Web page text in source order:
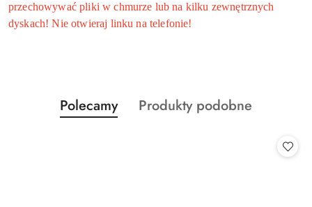
przechowywać pliki w chmurze lub na kilku zewnętrznych
dyskach! Nie otwieraj linku na telefonie!
Pomiń karuzelę produktów
Produkty
o
Polecamy
Produkty
Produkty podobne